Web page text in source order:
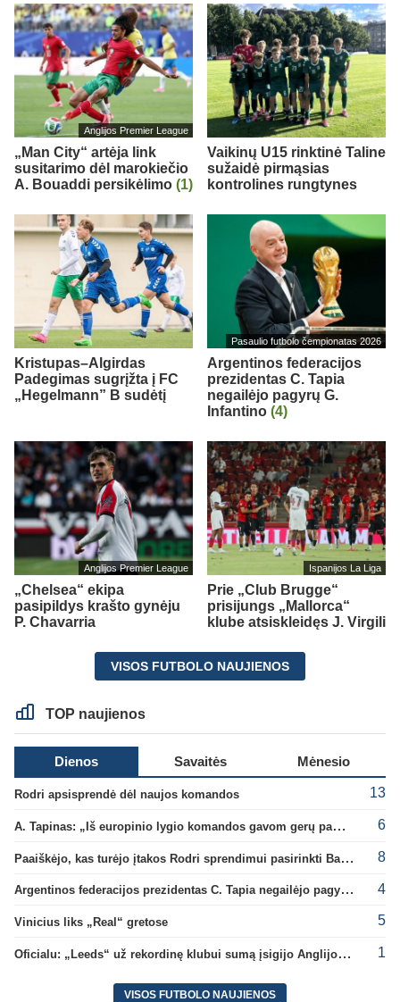
Anglijos Premier League
„Man City“ artėja link
susitarimo dėl marokiečio
A. Bouaddi persikėlimo (1)
Vaikinų U15 rinktinė Taline
sužaidė pirmąsias
kontrolines rungtynes
Kristupas–Algirdas
Padegimas sugrįžta į FC
„Hegelmann” B sudėtį
Pasaulio futbolo čempionatas 2026
Argentinos federacijos
prezidentas C. Tapia
negailėjo pagyrų G.
Infantino (4)
Anglijos Premier League
„Chelsea“ ekipa
pasipildys krašto gynėju
P. Chavarria
Ispanijos La Liga
Prie „Club Brugge“
prisijungs „Mallorca“
klube atsiskleidęs J. Virgili
VISOS FUTBOLO NAUJIENOS
TOP naujienos
Dienos Savaitės Mėnesio
Rodri apsisprendė dėl naujos komandos 13
A. Tapinas: „Iš europinio lygio komandos gavom gerų pamokų“ 6
Paaiškėjo, kas turėjo įtakos Rodri sprendimui pasirinkti Barselonos pusę 8
Argentinos federacijos prezidentas C. Tapia negailėjo pagyrų G. Infantino 4
Vinicius liks „Real“ gretose 5
Oficialu: „Leeds“ už rekordinę klubui sumą įsigijo Anglijos rinktinės vartininką 1
VISOS FUTBOLO NAUJIENOS